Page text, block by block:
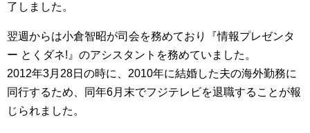
了しました。
翌週からは小倉智昭が司会を務めており『情報プレゼンタ
ー とくダネ!』のアシスタントを務めていました。
2012年3月28日の時に、2010年に結婚した夫の海外勤務に
同行するため、同年6月末でフジテレビを退職することが報
じられました。